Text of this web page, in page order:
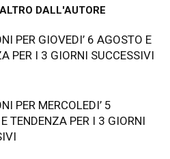
ALTRO DALL'AUTORE
PER GIOVEDI’ 6 AGOSTO E
PER I 3 GIORNI SUCCESSIVI
PER MERCOLEDI’ 5
TENDENZA PER I 3 GIORNI